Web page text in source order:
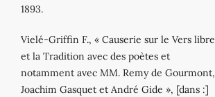
1893.
Vielé‐Griffin F., « Causerie sur le Vers libre
et la Tradition avec des poètes et
notamment avec MM. Remy de Gourmont,
Joachim Gasquet et André Gide », [dans :]